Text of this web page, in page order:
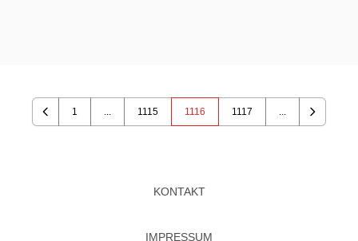
Previous
1 ... 1115 1116 1117 ...
Next
KONTAKT
IMPRESSUM